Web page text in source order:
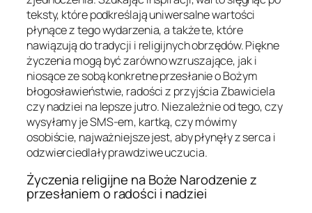
teksty, które podkreślają uniwersalne wartości
płynące z tego wydarzenia, a także te, które
nawiązują do tradycji i religijnych obrzędów. Piękne
życzenia mogą być zarówno wzruszające, jak i
niosące ze sobą konkretne przesłanie o Bożym
błogosławieństwie, radości z przyjścia Zbawiciela
czy nadziei na lepsze jutro. Niezależnie od tego, czy
wysyłamy je SMS-em, kartką, czy mówimy
osobiście, najważniejsze jest, aby płynęły z serca i
odzwierciedlały prawdziwe uczucia.
Życzenia religijne na Boże Narodzenie z
przesłaniem o radości i nadziei